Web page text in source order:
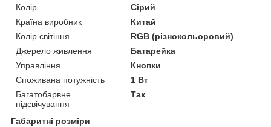
Колір
Сірий
Країна виробник
Китай
Колір світіння
RGB (різнокольоровий)
Джерело живлення
Батарейка
Управління
Кнопки
Споживана потужність
1 Вт
Багатобарвне
підсвічування
Так
Габаритні розміри